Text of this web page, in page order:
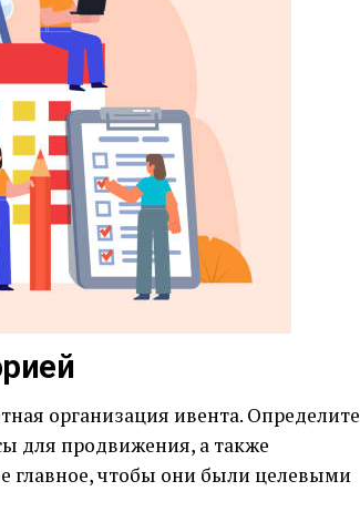
организация ивента. Определите
для продвижения, а также
главное, чтобы они были целевыми